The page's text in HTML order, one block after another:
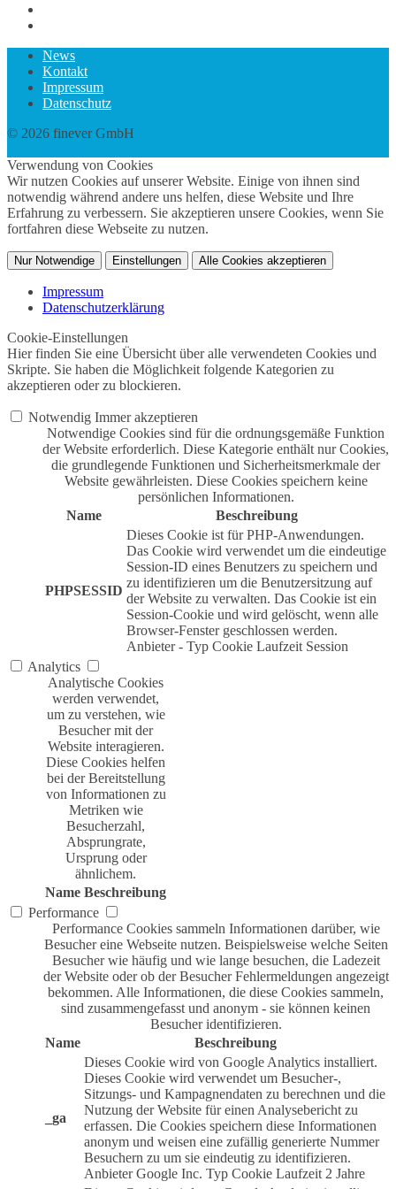
News
Kontakt
Impressum
Datenschutz
© 2026 finever GmbH
Verwendung von Cookies
Wir nutzen Cookies auf unserer Website. Einige von ihnen sind
notwendig während andere uns helfen, diese Website und Ihre
Erfahrung zu verbessern. Sie akzeptieren unsere Cookies, wenn Sie
fortfahren diese Webseite zu nutzen.
Nur Notwendige Einstellungen Alle Cookies akzeptieren
Impressum
Datenschutzerklärung
Cookie-Einstellungen
Hier finden Sie eine Übersicht über alle verwendeten Cookies und
Skripte. Sie haben die Möglichkeit folgende Kategorien zu
akzeptieren oder zu blockieren.
Notwendig Immer akzeptieren
Notwendige Cookies sind für die ordnungsgemäße Funktion
der Website erforderlich. Diese Kategorie enthält nur Cookies,
die grundlegende Funktionen und Sicherheitsmerkmale der
Website gewährleisten. Diese Cookies speichern keine
persönlichen Informationen.
Name
Beschreibung
PHPSESSID
Dieses Cookie ist für PHP-Anwendungen.
Das Cookie wird verwendet um die eindeutige
Session-ID eines Benutzers zu speichern und
zu identifizieren um die Benutzersitzung auf
der Website zu verwalten. Das Cookie ist ein
Session-Cookie und wird gelöscht, wenn alle
Browser-Fenster geschlossen werden.
Anbieter - Typ Cookie Laufzeit Session
Analytics
Analytische Cookies
werden verwendet,
um zu verstehen, wie
Besucher mit der
Website interagieren.
Diese Cookies helfen
bei der Bereitstellung
von Informationen zu
Metriken wie
Besucherzahl,
Absprungrate,
Ursprung oder
ähnlichem.
Name Beschreibung
Performance
Performance Cookies sammeln Informationen darüber, wie
Besucher eine Webseite nutzen. Beispielsweise welche Seiten
Besucher wie häufig und wie lange besuchen, die Ladezeit
der Website oder ob der Besucher Fehlermeldungen angezeigt
bekommen. Alle Informationen, die diese Cookies sammeln,
sind zusammengefasst und anonym - sie können keinen
Besucher identifizieren.
Name
Beschreibung
_ga
Dieses Cookie wird von Google Analytics installiert.
Dieses Cookie wird verwendet um Besucher-,
Sitzungs- und Kampagnendaten zu berechnen und die
Nutzung der Website für einen Analysebericht zu
erfassen. Die Cookies speichern diese Informationen
anonym und weisen eine zufällig generierte Nummer
Besuchern zu um sie eindeutig zu identifizieren.
Anbieter Google Inc. Typ Cookie Laufzeit 2 Jahre